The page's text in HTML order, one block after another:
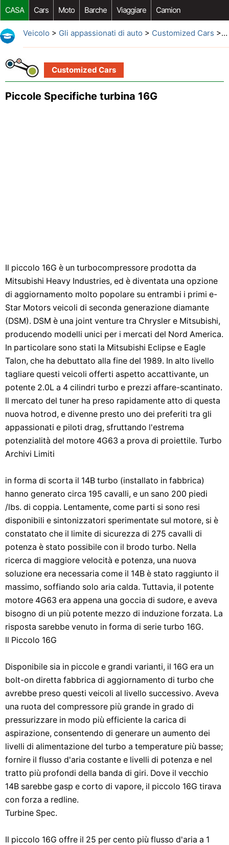
CASA Cars Moto Barche Viaggiare Camion
Riparazione Auto Acquisto Auto Car Opzioni Aftermarket
Veicolo > Gli appassionati di auto > Customized Cars > Piccole Specifiche turbina 16G
Customized Cars
Piccole Specifiche turbina 16G
Il piccolo 16G è un turbocompressore prodotta da
Mitsubishi Heavy Industries, ed è diventata una opzione
di aggiornamento molto popolare su entrambi i primi e-
Star Motors veicoli di seconda generazione diamante
(DSM). DSM è una joint venture tra Chrysler e Mitsubishi,
producendo modelli unici per i mercati del Nord America.
In particolare sono stati la Mitsubishi Eclipse e Eagle
Talon, che ha debuttato alla fine del 1989. In alto livello
tagliare questi veicoli offerti aspetto accattivante, un
potente 2.0L a 4 cilindri turbo e prezzi affare-scantinato.
Il mercato del tuner ha preso rapidamente atto di questa
nuova hotrod, e divenne presto uno dei preferiti tra gli
appassionati e piloti drag, sfruttando l'estrema
potenzialità del motore 4G63 a prova di proiettile. Turbo
Archivi Limiti
in forma di scorta il 14B turbo (installato in fabbrica)
hanno generato circa 195 cavalli, e un sano 200 piedi
/lbs. di coppia. Lentamente, come parti si sono resi
disponibili e sintonizzatori sperimentate sul motore, si è
constatato che il limite di sicurezza di 275 cavalli di
potenza è stato possibile con il brodo turbo. Nella
ricerca di maggiore velocità e potenza, una nuova
soluzione era necessaria come il 14B è stato raggiunto il
massimo, soffiando solo aria calda. Tuttavia, il potente
motore 4G63 era appena una goccia di sudore, e aveva
bisogno di un più potente mezzo di induzione forzata. La
risposta sarebbe venuto in forma di serie turbo 16G.
Il Piccolo 16G
Disponibile sia in piccole e grandi varianti, il 16G era un
bolt-on diretta fabbrica di aggiornamento di turbo che
avrebbe preso questi veicoli al livello successivo. Aveva
una ruota del compressore più grande in grado di
pressurizzare in modo più efficiente la carica di
aspirazione, consentendo di generare un aumento dei
livelli di alimentazione del turbo a temperature più basse;
fornire il flusso d'aria costante e livelli di potenza e nel
tratto più profondi della banda di giri. Dove il vecchio
14B sarebbe gasp e corto di vapore, il piccolo 16G tirava
con forza a redline.
Turbine Spec.
Il piccolo 16G offre il 25 per cento più flusso d'aria a 1